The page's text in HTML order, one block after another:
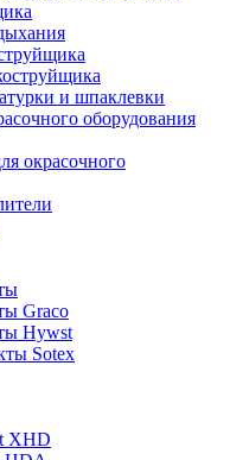
и шпаклевки
оборудования
окрасочного
Graco
Hywst
Sotex
XHD